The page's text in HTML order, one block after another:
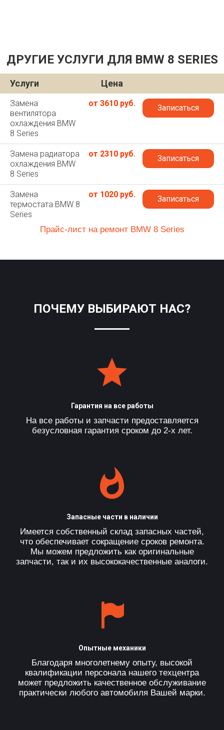
ДРУГИЕ УСЛУГИ ДЛЯ BMW 8 SERIES
Услуги Цена
Замена
вентилятора
охлаждения BMW
8 Series
от 3610 руб. Записаться
Замена радиатора
охлаждения BMW
8 Series
от 2310 руб. Записаться
Замена
термостата BMW 8
Series
от 1020 руб. Записаться
Прайс-лист на ремонт BMW 8 Series
ПОЧЕМУ ВЫБИРАЮТ НАС?
Гарантия на все работы
На все работы и запчасти предоставляется
безусловная гарантия сроком до 2-х лет.
Запасные части в наличии
Имеется собственный склад запасных частей,
что обеспечивает сокращение сроков ремонта.
Мы можем предложить как оригинальные
запчасти, так и их высококачественные аналоги.
Опытные механики
Благодаря многолетнему опыту, высокой
квалификации персонала нашего техцентра
может предложить качественное обслуживание
практически любого автомобиля Вашей марки.